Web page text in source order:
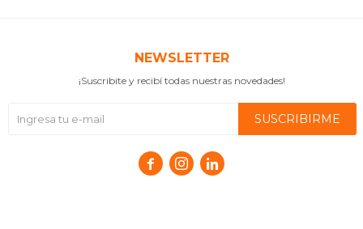
NEWSLETTER
¡Suscribite y recibí todas nuestras novedades!
SUSCRIBIRME
  